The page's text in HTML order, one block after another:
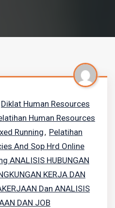
Diklat Human Resources
Human Resources
Running, Pelatihan
And Sop Hrd Online
ANALISIS HUBUNGAN
KERJA DAN
Dan ANALISIS
DAN JOB